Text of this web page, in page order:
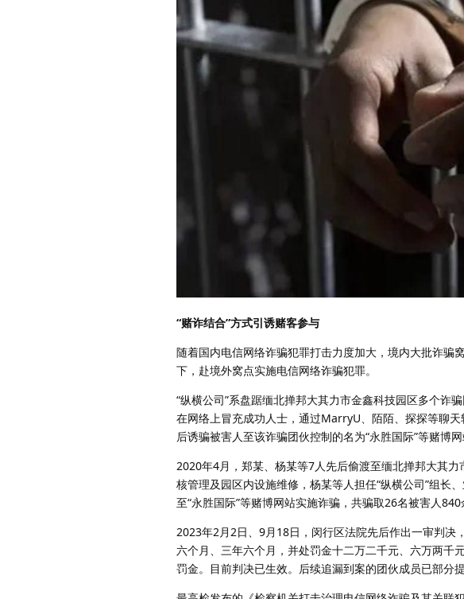
“赌诈结合”方式引诱赌客参与
随着国内电信网络诈骗犯罪打击力度加大，境内大批诈骗
下，赴境外窝点实施电信网络诈骗犯罪。
“纵横公司”系盘踞缅北掸邦大其力市金鑫科技园区多个诈
在网络上冒充成功人士，通过MarryU、陌陌、探探等聊
后诱骗被害人至该诈骗团伙控制的名为“永胜国际”等赌博
2020年4月，郑某、杨某等7人先后偷渡至缅北掸邦大其
核管理及园区内设施维修，杨某等人担任“纵横公司”组长
至“永胜国际”等赌博网站实施诈骗，共骗取26名被害人840
2023年2月2日、9月18日，闵行区法院先后作出一审判
六个月、三年六个月，并处罚金十二万二千元、六万两千
罚金。目前判决已生效。后续追漏到案的团伙成员已部分